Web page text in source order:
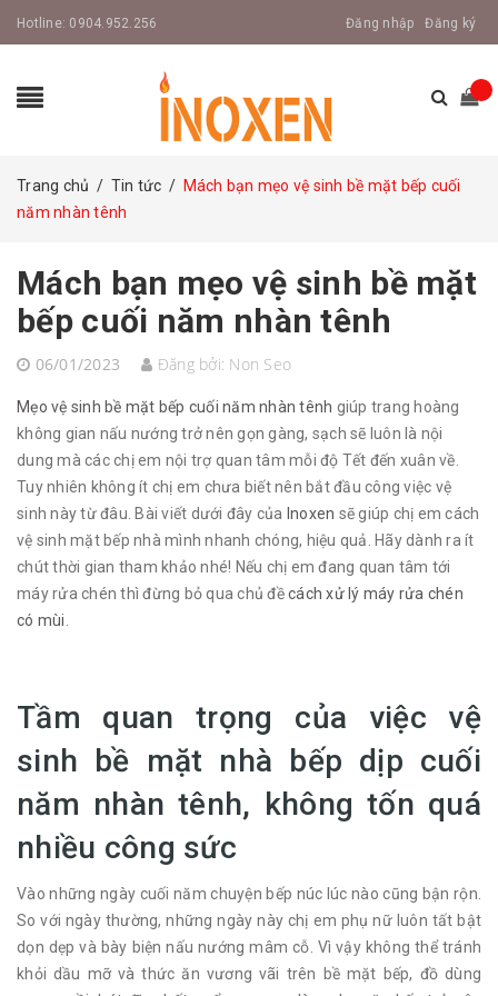
Hotline: 0904.952.256 Đăng nhập Đăng ký
Trang chủ / Tin tức / Mách bạn mẹo vệ sinh bề mặt bếp cuối
năm nhàn tênh
Mách bạn mẹo vệ sinh bề mặt
bếp cuối năm nhàn tênh
06/01/2023 Đăng bởi: Non Seo
Mẹo vệ sinh bề mặt bếp cuối năm nhàn tênh giúp trang hoàng
không gian nấu nướng trở nên gọn gàng, sạch sẽ luôn là nội
dung mà các chị em nội trợ quan tâm mỗi độ Tết đến xuân về.
Tuy nhiên không ít chị em chưa biết nên bắt đầu công việc vệ
sinh này từ đâu. Bài viết dưới đây của Inoxen sẽ giúp chị em cách
vệ sinh mặt bếp nhà mình nhanh chóng, hiệu quả. Hãy dành ra ít
chút thời gian tham khảo nhé! Nếu chị em đang quan tâm tới
máy rửa chén thì đừng bỏ qua chủ đềcách xử lý máy rửa chén
có mùi
Tầm quan trọng của việc vệ
sinh bề mặt nhà bếp dịp cuối
năm nhàn tênh, không tốn quá
nhiều công sức
Vào những ngày cuối năm chuyện bếp núc lúc nào cũng bận rộn.
So với ngày thường, những ngày này chị em phụ nữ luôn tất bật
dọn dẹp và bày biện nấu nướng mâm cỗ. Vì vậy không thể tránh
khỏi dầu mỡ và thức ăn vương vãi trên bề mặt bếp, đồ dùng